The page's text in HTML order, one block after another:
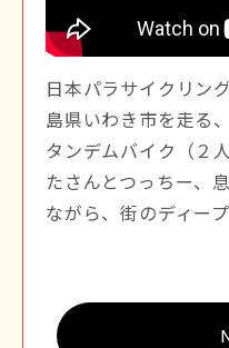
日本パラサイクリン
島県いわき市を走る
タンデムバイク（２
たさんとつっちー、
ながら、街のディー